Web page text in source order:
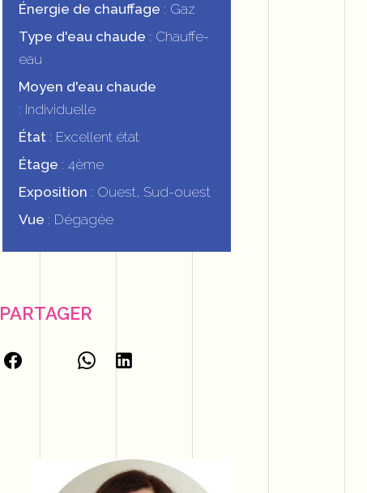
Énergie de chauffage
Gaz
Type d'eau chaude
Chauffe-
eau
Moyen d'eau chaude
Individuelle
État
Excellent état
Étage
4ème
Exposition
Ouest, Sud-ouest
Vue
Dégagée
PARTAGER